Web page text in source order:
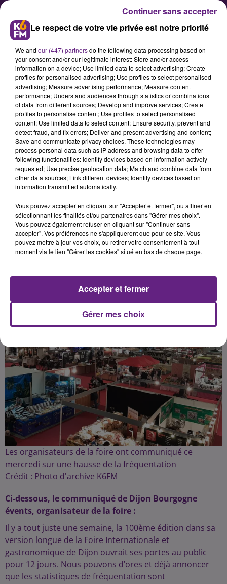
Fréquentation en hausse sur la
foire de Dijon
Une semaine après le début de la
foire de Dijon, les organisateurs ont
communiqué ce mercredi soir sur
une hausse de la fréquentation.
sept premiers jours, pouvant même
dépasser les 30 % certains soirs.
Publié : 9 novembre 2023 à 6h30 par la rédaction
Les organisateurs de la foire ont communiqué ce
mercredi sur une hausse de la fréquentation
Crédit : Photo d'archive K6FM
Ci-dessous, le communiqué de Dijon Bourgogne
évents, organisateur de la foire :
Il y a tout juste une semaine, la 100ème édition dans sa
version longue de la Foire Internationale et
gastronomique de Dijon ouvrait ses portes au public
pour 12 jours. Nous pouvons d’ores et déjà annoncer
que les statistiques de fréquentation sont
Le respect de votre vie privée est notre priorité
We and our (447) partnersdo the following data processing based on
your consent and/or our legitimate interest: Store and/or access
information on a device; Use limited data to select advertising; Create
profiles for personalised advertising; Use profiles to select personalised
advertising; Measure advertising performance; Measure content
performance; Understand audiences through statistics or combinations
of data from different sources; Develop and improve services; Create
profiles to personalise content; Use profiles to select personalised
content; Use limited data to select content; Ensure security, prevent and
detect fraud, and fix errors; Deliver and present advertising and content;
Save and communicate privacy choices. These technologies may
process personal data such as IP address and browsing data to offer
following functionalities: Identify devices based on information actively
requested; Use precise geolocation data; Match and combine data from
other data sources; Link different devices; Identify devices based on
information transmitted automatically.
Vous pouvez accepter en cliquant sur "Accepter et fermer", ou affiner en
sélectionnant les finalités et/ou partenaires dans "Gérer mes choix".
Vous pouvez également refuser en cliquant sur "Continuer sans
accepter". Vos préférences ne s'appliqueront que pour ce site. Vous
pouvez mettre à jour vos choix, ou retirer votre consentement à tout
moment via le lien "Gérer les cookies" situé en bas de chaque page.
Gérer mes choix
Accepter et fermer
Continuer sans accepter